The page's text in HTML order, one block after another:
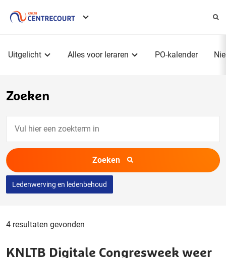
Uitgelicht Alles voor leraren PO-kalender
Zoeken
een
zoekterm
in
Zoeken
Ledenwerving en ledenbehoud
4 resultaten gevonden
KNLTB Digitale Congresweek weer